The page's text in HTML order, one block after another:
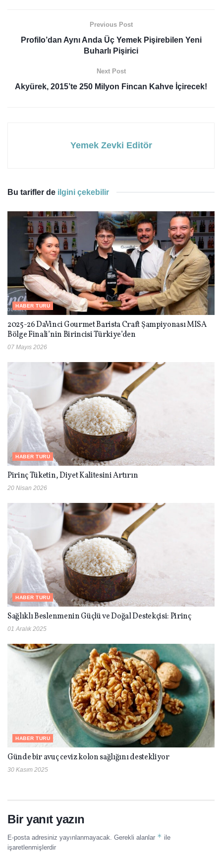
Previous Post
Profilo’dan Aynı Anda Üç Yemek Pişirebilen Yeni
Buharlı Pişirici
Next Post
Akyürek, 2015’te 250 Milyon Fincan Kahve İçirecek!
Yemek Zevki Editör
Bu tarifler de ilgini çekebilir
HABER TURU
2025-26 DaVinci Gourmet Barista Craft Şampiyonası MISA
Bölge Finali’nin Birincisi Türkiye’den
07 Mayıs 2026
HABER TURU
Pirinç Tüketin, Diyet Kalitesini Artırın
20 Nisan 2026
HABER TURU
Sağlıklı Beslenmenin Güçlü ve Doğal Destekçisi: Pirinç
01 Aralık 2025
HABER TURU
Günde bir avuç ceviz kolon sağlığını destekliyor
30 Kasım 2025
Bir yanıt yazın
E-posta adresiniz yayınlanmayacak. Gerekli alanlar * ile
işaretlenmişlerdir